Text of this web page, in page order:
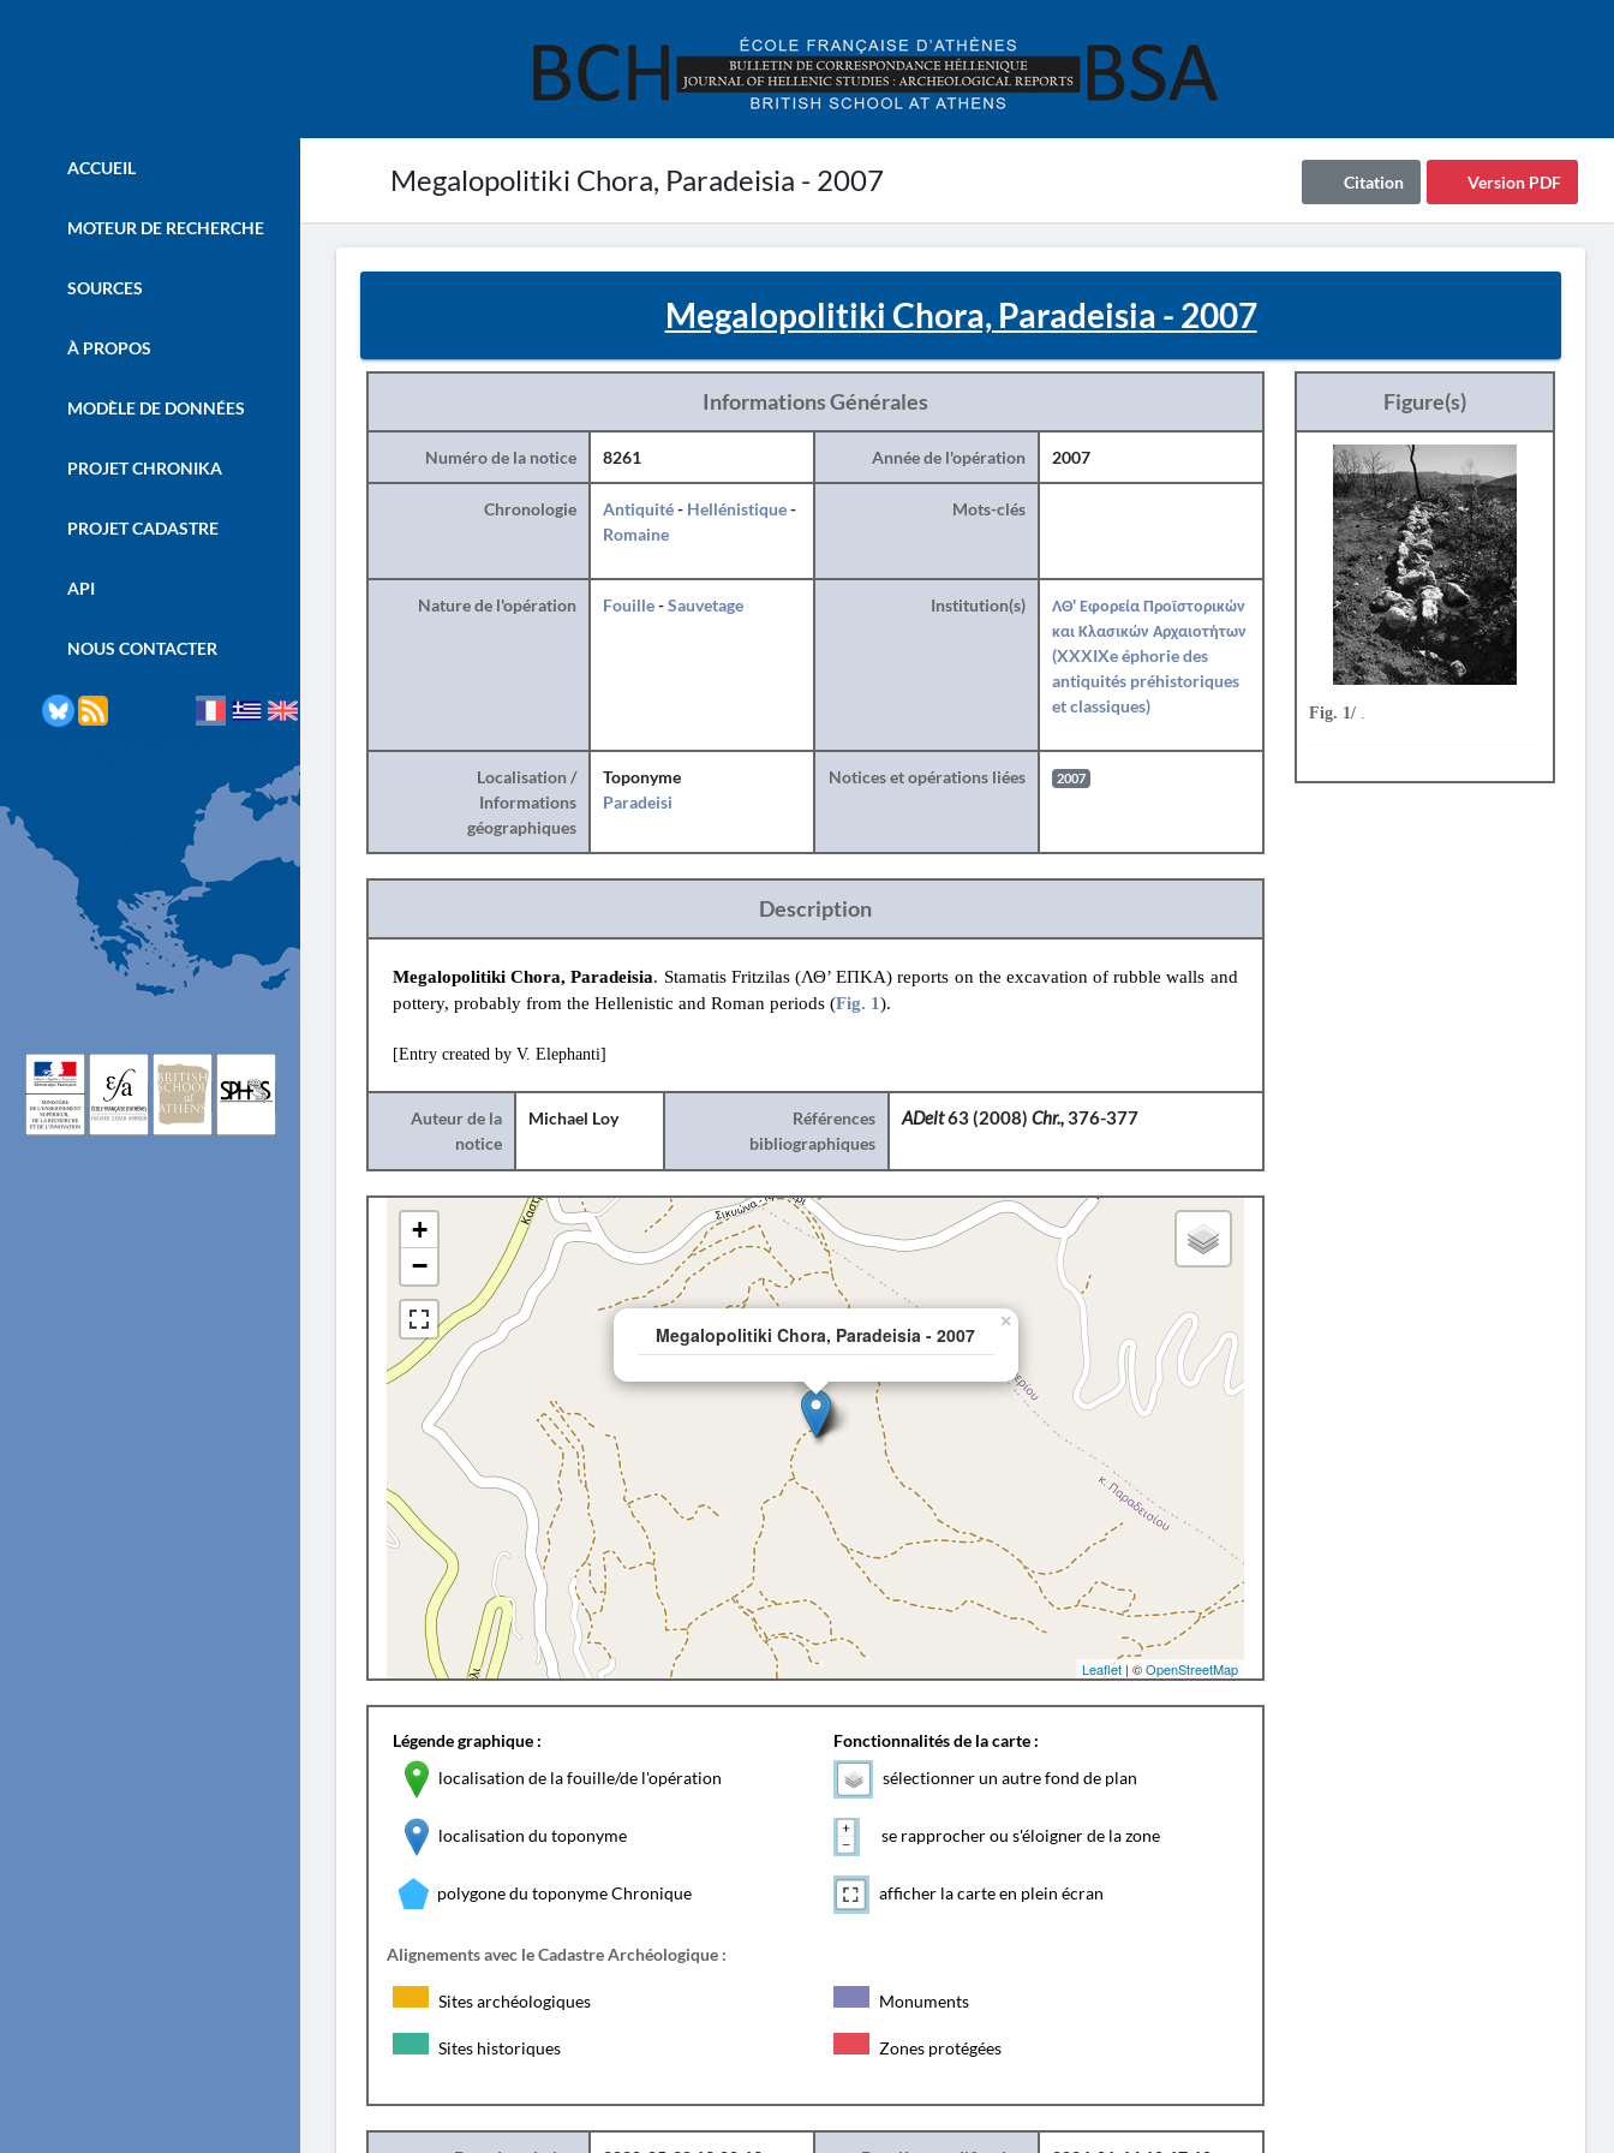
Megalopolitiki Chora, Paradeisia - 2007 Version PDF
Citation
ACCUEIL
MOTEUR DE RECHERCHE
SOURCES
À PROPOS
MODÈLE DE DONNÉES
PROJET CHRONIKA
PROJET CADASTRE
API
NOUS CONTACTER
Megalopolitiki Chora, Paradeisia - 2007
Informations Générales
Numéro de la notice 8261 Année de l'opération 2007
Chronologie Antiquité- Hellénistique-
Romaine
Mots-clés
Nature de l'opération Fouille-Sauvetage Institution(s)
ΛΘ' Εφορεία Προϊστορικών
και Κλασικών Αρχαιοτήτων
(XXXIXe éphorie des
antiquités préhistoriques
et classiques)
Localisation /
Informations
géographiques
Toponyme
Paradeisi
Notices et opérations liées 2007
Description
Megalopolitiki Chora, Paradeisia. Stamatis Fritzilas (ΛΘ’ ΕΠΚΑ) reports on the excavation of rubble walls and
pottery, probably from the Hellenistic and Roman periods (Fig. 1).
[Entry created by V. Elephanti]
Auteur de la
notice
Michael Loy
Références
bibliographiques
ADelt63 (2008)Chr.,376-377
Megalopolitiki Chora, Paradeisia - 2007
×
+
−
Leaflet| ©OpenStreetMap
Légende graphique :
localisation de la fouille/de l'opération
localisation du toponyme
polygone du toponyme Chronique
Fonctionnalités de la carte :
sélectionner un autre fond de plan
se rapprocher ou s'éloigner de la zone
afficher la carte en plein écran
Alignements avec le Cadastre Archéologique :
Sites archéologiques Monuments
Sites historiques Zones protégées
Figure(s)
Fig. 1/.